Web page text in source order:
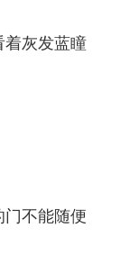
灰发蓝瞳
不能随便